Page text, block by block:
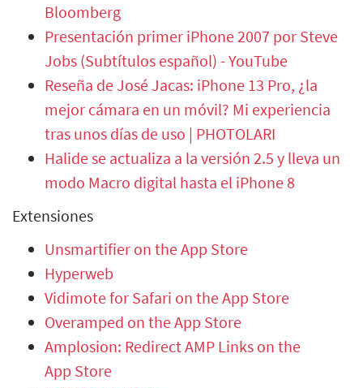
Bloomberg
Presentación primer iPhone 2007 por Steve
Jobs (Subtítulos español) - YouTube
Reseña de José Jacas: iPhone 13 Pro, ¿la
mejor cámara en un móvil? Mi experiencia
tras unos días de uso | PHOTOLARI
Halide se actualiza a la versión 2.5 y lleva un
modo Macro digital hasta el iPhone 8
Extensiones
‎Unsmartifier on the App Store
Hyperweb
‎Vidimote for Safari on the App Store
‎Overamped on the App Store
‎Amplosion: Redirect AMP Links on the
App Store